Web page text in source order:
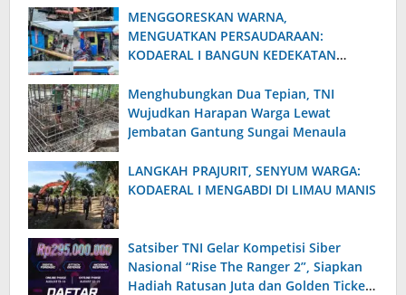
MENGGORESKAN WARNA,
MENGUATKAN PERSAUDARAAN:
KODAERAL I BANGUN KEDEKATAN
PESISIR‎PARGOMGOM SAMUDORA
Menghubungkan Dua Tepian, TNI
Wujudkan Harapan Warga Lewat
Jembatan Gantung Sungai Menaula
‎LANGKAH PRAJURIT, SENYUM WARGA:
KODAERAL I MENGABDI DI LIMAU MANIS
Satsiber TNI Gelar Kompetisi Siber
Nasional “Rise The Ranger 2”, Siapkan
Hadiah Ratusan Juta dan Golden Ticket